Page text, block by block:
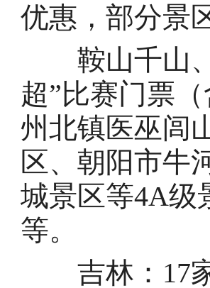
优惠，部分景
鞍山千山、
超”比赛门票
州北镇医巫闾
区、朝阳市牛
城景区等4A级
等。
吉林：17家